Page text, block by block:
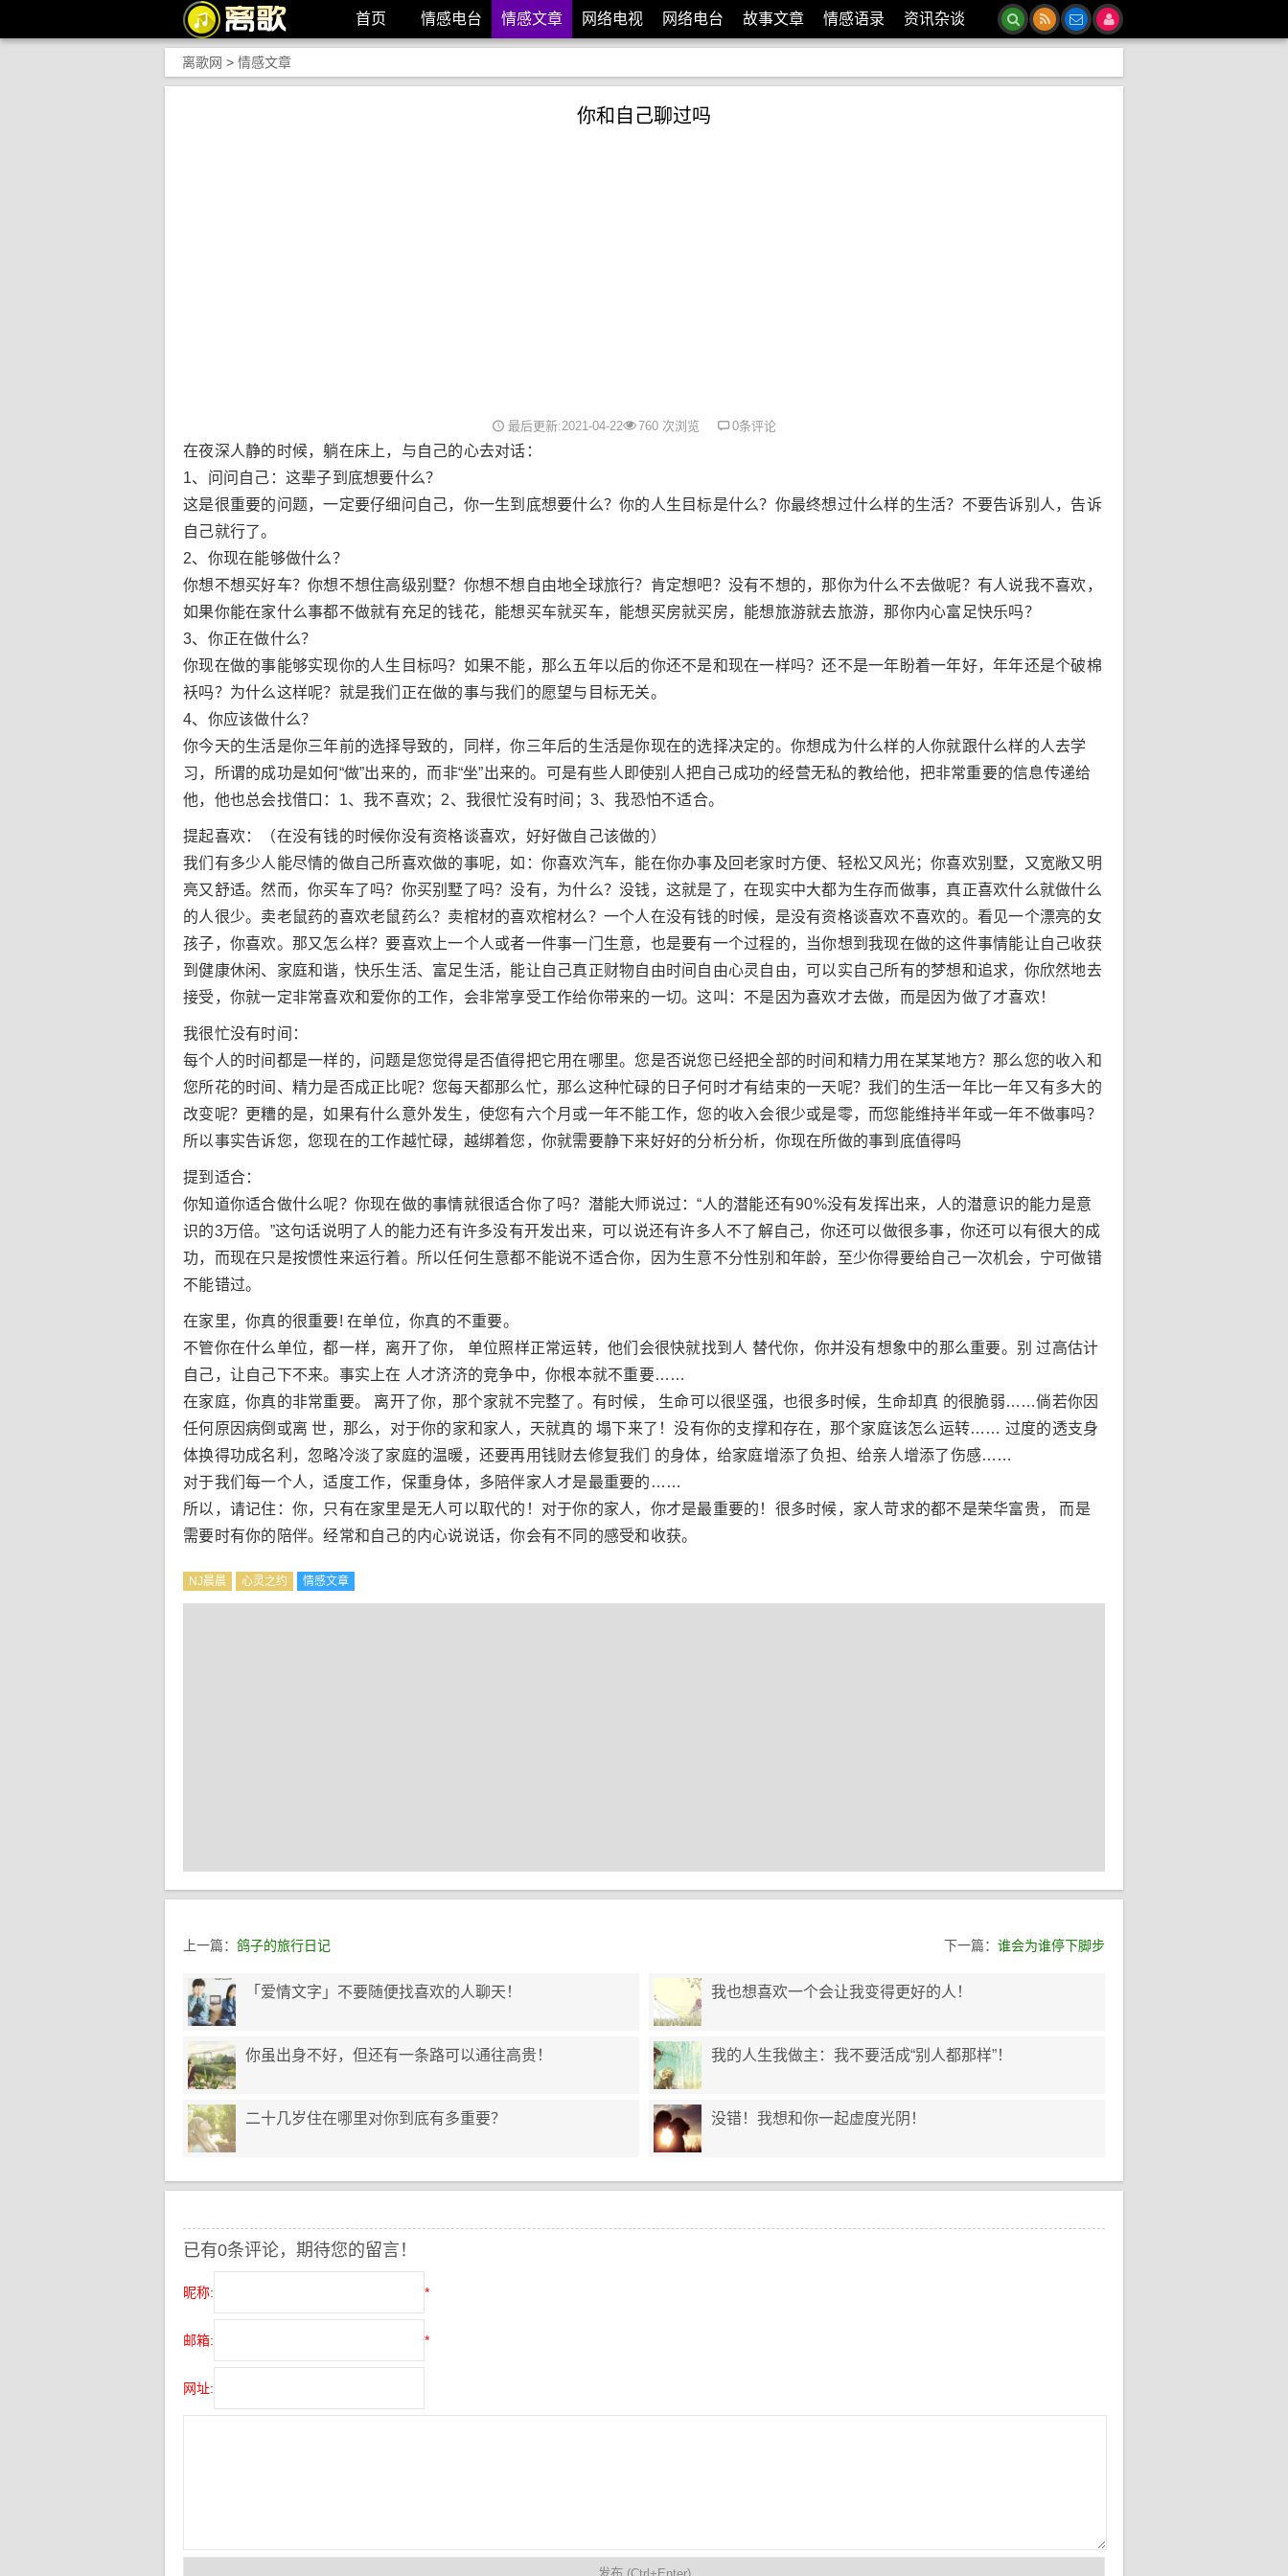
首页 情感电台 情感文章 网络电视 网络电台 故事文章 情感语录 资讯杂谈
离歌网 > 情感文章
你和自己聊过吗
最后更新:2021-04-22 760 次浏览 0条评论
在夜深人静的时候，躺在床上，与自己的心去对话：
1、问问自己：这辈子到底想要什么？
这是很重要的问题，一定要仔细问自己，你一生到底想要什么？你的人生目标是什么？你最终想过什么样的生活？不要告诉别人，告诉
自己就行了。
2、你现在能够做什么？
你想不想买好车？你想不想住高级别墅？你想不想自由地全球旅行？肯定想吧？没有不想的，那你为什么不去做呢？有人说我不喜欢，
如果你能在家什么事都不做就有充足的钱花，能想买车就买车，能想买房就买房，能想旅游就去旅游，那你内心富足快乐吗？
3、你正在做什么？
你现在做的事能够实现你的人生目标吗？如果不能，那么五年以后的你还不是和现在一样吗？还不是一年盼着一年好，年年还是个破棉
袄吗？为什么这样呢？就是我们正在做的事与我们的愿望与目标无关。
4、你应该做什么？
你今天的生活是你三年前的选择导致的，同样，你三年后的生活是你现在的选择决定的。你想成为什么样的人你就跟什么样的人去学
习，所谓的成功是如何“做”出来的，而非“坐”出来的。可是有些人即使别人把自己成功的经营无私的教给他，把非常重要的信息传递给
他，他也总会找借口：1、我不喜欢；2、我很忙没有时间；3、我恐怕不适合。
提起喜欢：（在没有钱的时候你没有资格谈喜欢，好好做自己该做的）
我们有多少人能尽情的做自己所喜欢做的事呢，如：你喜欢汽车，能在你办事及回老家时方便、轻松又风光；你喜欢别墅，又宽敞又明
亮又舒适。然而，你买车了吗？你买别墅了吗？没有，为什么？没钱，这就是了，在现实中大都为生存而做事，真正喜欢什么就做什么
的人很少。卖老鼠药的喜欢老鼠药么？卖棺材的喜欢棺材么？一个人在没有钱的时候，是没有资格谈喜欢不喜欢的。看见一个漂亮的女
孩子，你喜欢。那又怎么样？要喜欢上一个人或者一件事一门生意，也是要有一个过程的，当你想到我现在做的这件事情能让自己收获
到健康休闲、家庭和谐，快乐生活、富足生活，能让自己真正财物自由时间自由心灵自由，可以实自己所有的梦想和追求，你欣然地去
接受，你就一定非常喜欢和爱你的工作，会非常享受工作给你带来的一切。这叫：不是因为喜欢才去做，而是因为做了才喜欢！
我很忙没有时间：
每个人的时间都是一样的，问题是您觉得是否值得把它用在哪里。您是否说您已经把全部的时间和精力用在某某地方？那么您的收入和
您所花的时间、精力是否成正比呢？您每天都那么忙，那么这种忙碌的日子何时才有结束的一天呢？我们的生活一年比一年又有多大的
改变呢？更糟的是，如果有什么意外发生，使您有六个月或一年不能工作，您的收入会很少或是零，而您能维持半年或一年不做事吗？
所以事实告诉您，您现在的工作越忙碌，越绑着您，你就需要静下来好好的分析分析，你现在所做的事到底值得吗
提到适合：
你知道你适合做什么呢？你现在做的事情就很适合你了吗？潜能大师说过：“人的潜能还有90%没有发挥出来，人的潜意识的能力是意
识的3万倍。”这句话说明了人的能力还有许多没有开发出来，可以说还有许多人不了解自己，你还可以做很多事，你还可以有很大的成
功，而现在只是按惯性来运行着。所以任何生意都不能说不适合你，因为生意不分性别和年龄，至少你得要给自己一次机会，宁可做错
不能错过。
在家里，你真的很重要! 在单位，你真的不重要。
不管你在什么单位，都一样，离开了你， 单位照样正常运转，他们会很快就找到人 替代你，你并没有想象中的那么重要。别 过高估计
自己，让自己下不来。事实上在 人才济济的竞争中，你根本就不重要……
在家庭，你真的非常重要。 离开了你，那个家就不完整了。有时候， 生命可以很坚强，也很多时候，生命却真 的很脆弱……倘若你因
任何原因病倒或离 世，那么，对于你的家和家人，天就真的 塌下来了！没有你的支撑和存在，那个家庭该怎么运转…… 过度的透支身
体换得功成名利，忽略冷淡了家庭的温暖，还要再用钱财去修复我们 的身体，给家庭增添了负担、给亲人增添了伤感……
对于我们每一个人，适度工作，保重身体，多陪伴家人才是最重要的……
所以，请记住：你，只有在家里是无人可以取代的！对于你的家人，你才是最重要的！很多时候，家人苛求的都不是荣华富贵， 而是
需要时有你的陪伴。经常和自己的内心说说话，你会有不同的感受和收获。
NJ晨晨 心灵之约 情感文章
上一篇： 鸽子的旅行日记 下一篇： 谁会为谁停下脚步
「爱情文字」不要随便找喜欢的人聊天！ 我也想喜欢一个会让我变得更好的人！
你虽出身不好，但还有一条路可以通往高贵！ 我的人生我做主：我不要活成“别人都那样”！
二十几岁住在哪里对你到底有多重要？ 没错！我想和你一起虚度光阴！
已有0条评论，期待您的留言！
昵称: *
邮箱: *
网址: